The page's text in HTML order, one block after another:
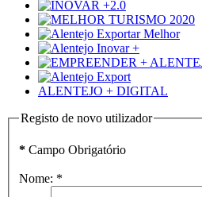
ALENTEJO + DIGITAL
Registo de novo utilizador
* Campo Obrigatório
Nome: *